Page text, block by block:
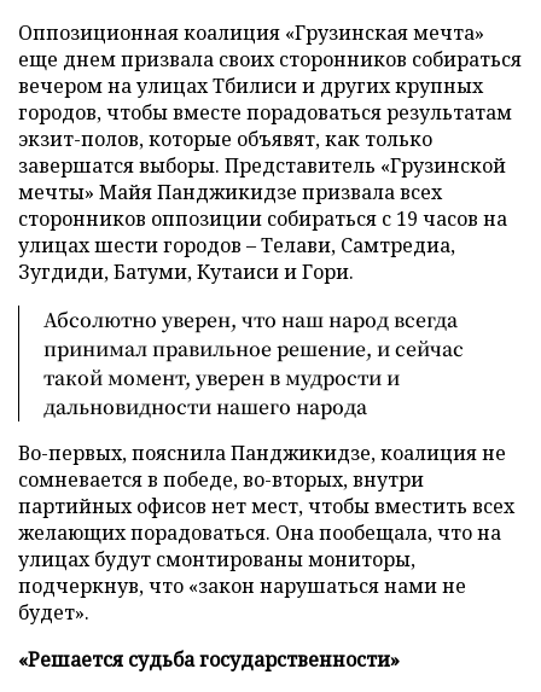
Оппозиционная коалиция «Грузинская мечта»
еще днем призвала своих сторонников собираться
вечером на улицах Тбилиси и других крупных
городов, чтобы вместе порадоваться результатам
экзит-полов, которые объявят, как только
завершатся выборы. Представитель «Грузинской
мечты» Майя Панджикидзе призвала всех
сторонников оппозиции собираться с 19 часов на
улицах шести городов – Телави, Самтредиа,
Зугдиди, Батуми, Кутаиси и Гори.
Абсолютно уверен, что наш народ всегда
принимал правильное решение, и сейчас
такой момент, уверен в мудрости и
дальновидности нашего народа
Во-первых, пояснила Панджикидзе, коалиция не
сомневается в победе, во-вторых, внутри
партийных офисов нет мест, чтобы вместить всех
желающих порадоваться. Она пообещала, что на
улицах будут смонтированы мониторы,
подчеркнув, что «закон нарушаться нами не
будет».
«Решается судьба государственности»